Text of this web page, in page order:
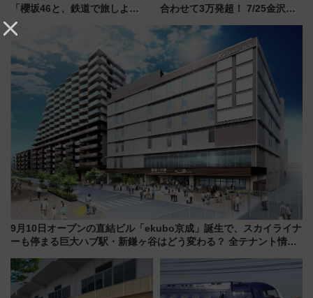
「櫻坂46と、鉄道で旅しよ
う。」が7月20日より始動！新
潟・長野・庄内へ
合わせて3万発超！ 7/25金沢大
会の日程・アクセス・観覧席ま
とめ（石川県）
9月10日オープンの直結ビル「ekubo京成」誕生で、スカイライナ
ーも停まる巨大ハブ駅・新鎌ヶ谷はどう変わる？ 全テナント情報